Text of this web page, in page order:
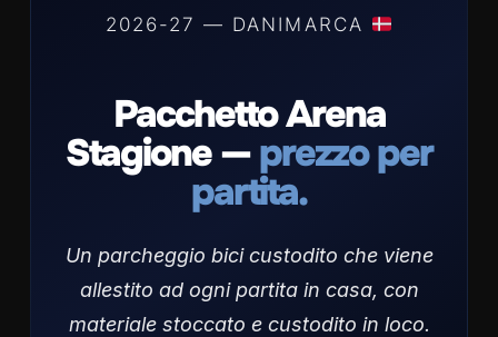
2026-27 — DANIMARCA
Pacchetto Arena
Stagione —prezzo per
partita.
Un parcheggio bici custodito che viene
allestito ad ogni partita in casa, con
materiale stoccato e custodito in loco.